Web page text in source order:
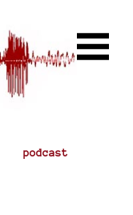
podcast